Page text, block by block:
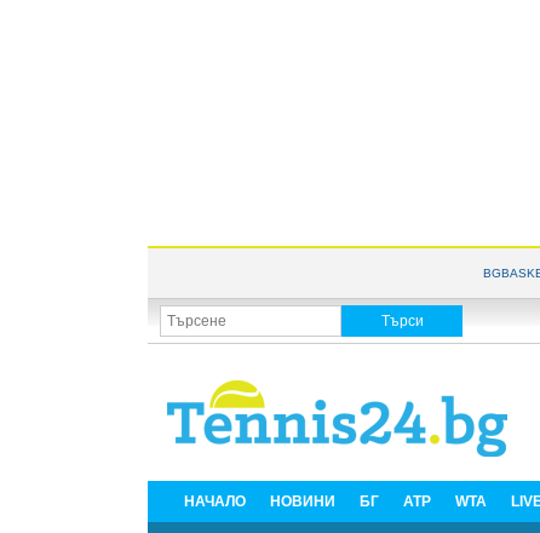
НАЧАЛО НОВИНИ БГ ATP WTA